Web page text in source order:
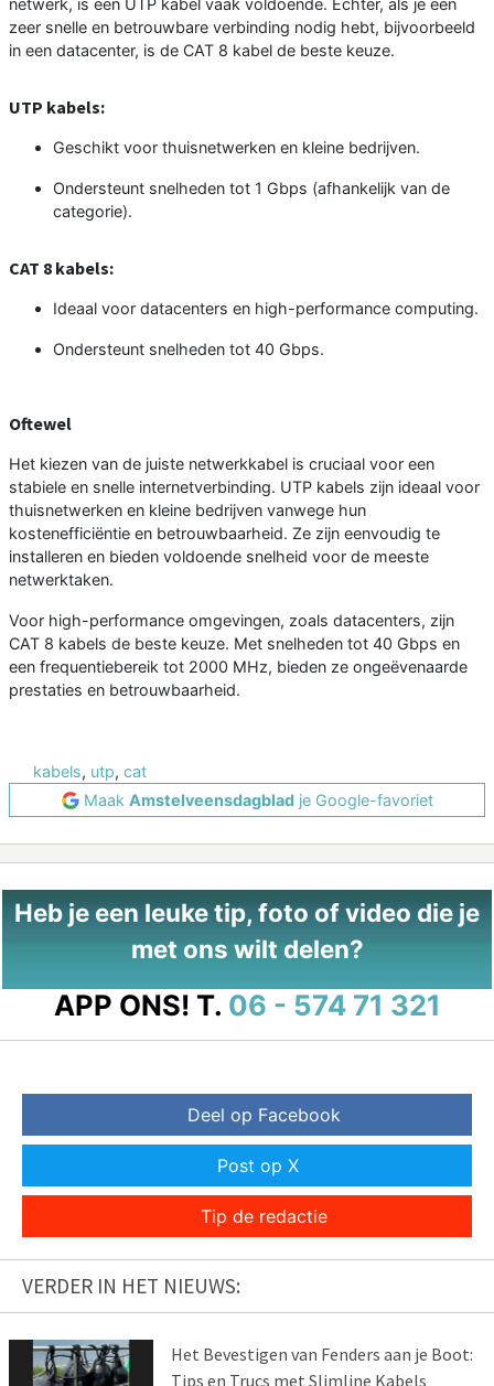
netwerk, is een UTP kabel vaak voldoende. Echter, als je een
zeer snelle en betrouwbare verbinding nodig hebt, bijvoorbeeld
in een datacenter, is de CAT 8 kabel de beste keuze.
UTP kabels:
Geschikt voor thuisnetwerken en kleine bedrijven.
Ondersteunt snelheden tot 1 Gbps (afhankelijk van de
categorie).
CAT 8 kabels:
Ideaal voor datacenters en high-performance computing.
Ondersteunt snelheden tot 40 Gbps.
Oftewel
Het kiezen van de juiste netwerkkabel is cruciaal voor een
stabiele en snelle internetverbinding. UTP kabels zijn ideaal voor
thuisnetwerken en kleine bedrijven vanwege hun
kostenefficiëntie en betrouwbaarheid. Ze zijn eenvoudig te
installeren en bieden voldoende snelheid voor de meeste
netwerktaken.
Voor high-performance omgevingen, zoals datacenters, zijn
CAT 8 kabels de beste keuze. Met snelheden tot 40 Gbps en
een frequentiebereik tot 2000 MHz, bieden ze ongeëvenaarde
prestaties en betrouwbaarheid.
kabels, utp, cat
Maak Amstelveensdagbladje Google-favoriet
Heb je een leuke tip, foto of video die je
met ons wilt delen?
APP ONS! T. 06 - 574 71 321
Deel op Facebook
Post op X
Tip de redactie
VERDER IN HET NIEUWS:
Het Bevestigen van Fenders aan je Boot:
Tips en Trucs met Slimline Kabels